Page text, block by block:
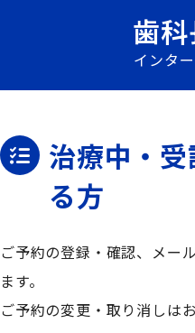
歯
インタ
治療中・
る方
ご予約の登録・確認、メー
ます。
ご予約の変更・取り消しは